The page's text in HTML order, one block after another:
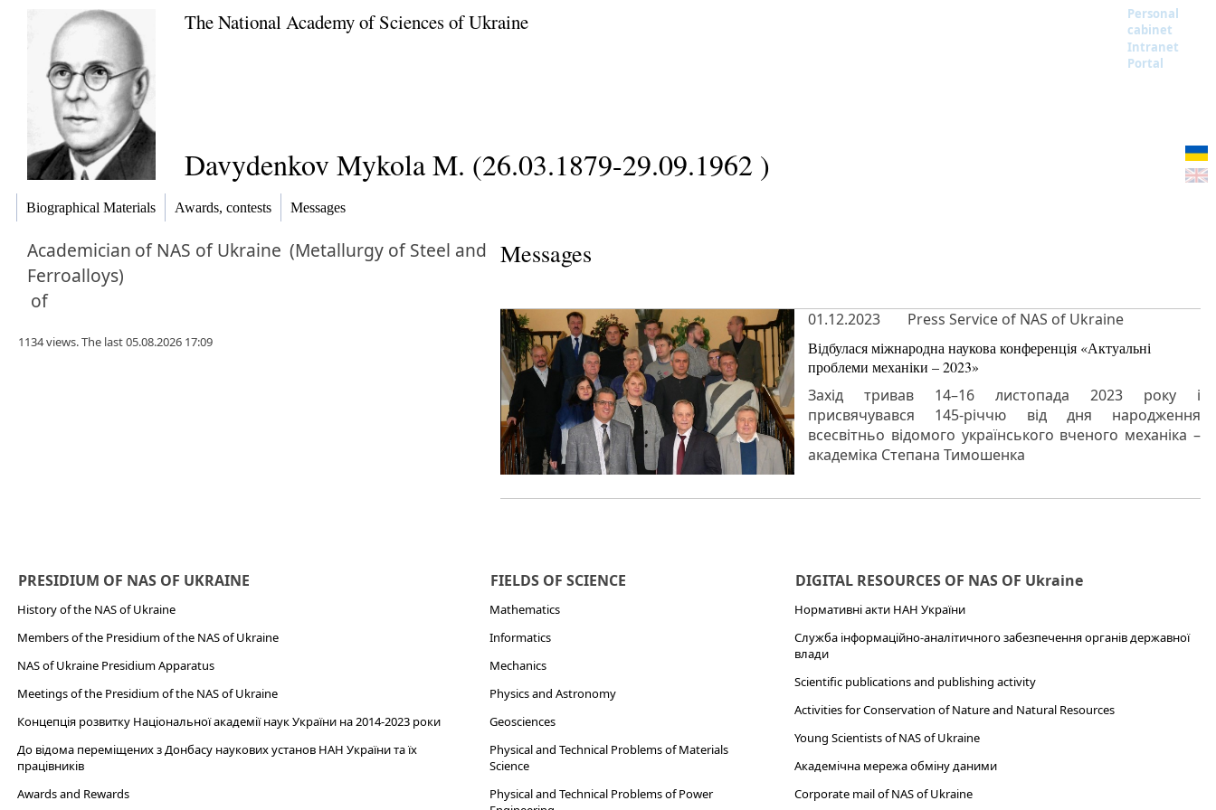
The National Academy of Sciences of Ukraine
Personal
cabinet
Intranet
Portal
Davydenkov Mykola M. (26.03.1879-29.09.1962 )
Biographical Materials Awards, contests Messages
Academician of NAS of Ukraine (Metallurgy of Steel and
Ferroalloys)
of
1134 views. The last 05.08.2026 17:09
Messages
01.12.2023 Press Service of NAS of Ukraine
Відбулася міжнародна наукова конференція «Актуальні
проблеми механіки – 2023»
Захід тривав 14–16 листопада 2023 року і
присвячувався 145-річчю від дня народження
всесвітньо відомого українського вченого механіка –
академіка Степана Тимошенка
PRESIDIUM OF NAS OF UKRAINE
History of the NAS of Ukraine
Members of the Presidium of the NAS of Ukraine
NAS of Ukraine Presidium Apparatus​
Meetings of the Presidium of the NAS of Ukraine
Концепція розвитку Національної академії наук України на 2014-2023 роки
До відома переміщених з Донбасу наукових установ НАН України та їх
працівників
Awards and Rewards
FIELDS OF SCIENCE
Mathematics
Informatics
Mechanics
Physics and Astronomy
Geosciences
Physical and Technical Problems of Materials
Science
Physical and Technical Problems of Power
DIGITAL RESOURCES OF NAS OF Ukraine
Нормативні акти НАН України
Служба інформаційно-аналітичного забезпечення органів державної
влади
Scientific publications and publishing activity
Activities for Conservation of Nature and Natural Resources
Young Scientists of NAS of Ukraine
Академічна мережа обміну даними
Corporate mail of NAS of Ukraine